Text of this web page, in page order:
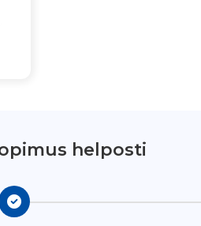
helposti